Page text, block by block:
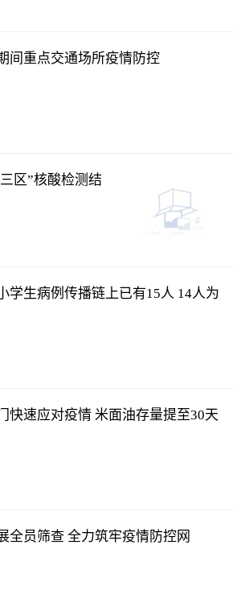
间重点交通场所疫情防控
区”核酸检测结
学生病例传播链上已有15人 14人为
快速应对疫情 米面油存量提至30天
全员筛查 全力筑牢疫情防控网